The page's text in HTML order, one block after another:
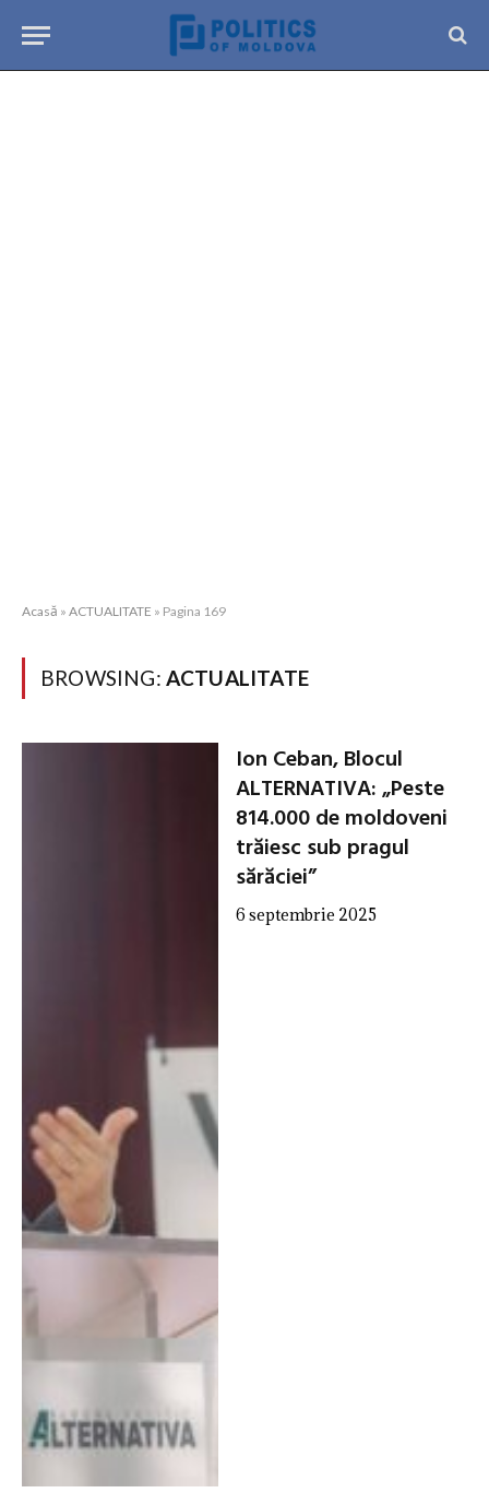
Acasă » ACTUALITATE » Pagina 169
BROWSING: ACTUALITATE
Ion Ceban, Blocul
ALTERNATIVA: „Peste
814.000 de moldoveni
trăiesc sub pragul
sărăciei”
6 septembrie 2025